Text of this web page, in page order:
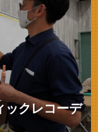
ックレコーデ